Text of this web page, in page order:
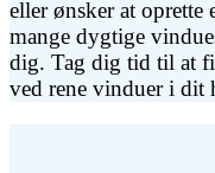
eller ønsker at oprette
mange dygtige
dig. Tag dig tid til at
ved rene vinduer i dit